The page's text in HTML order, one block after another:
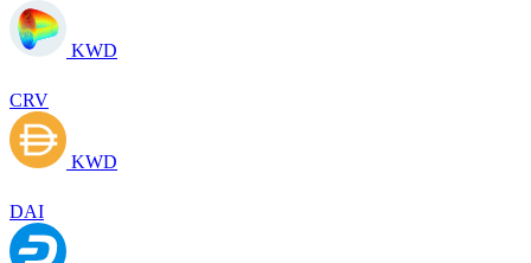
KWD
CRV
KWD
DAI